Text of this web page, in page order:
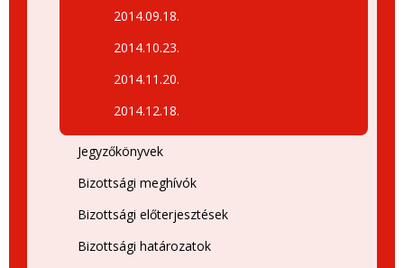
2014.09.18.
2014.10.23.
2014.11.20.
2014.12.18.
Jegyzőkönyvek
Bizottsági meghívók
Bizottsági előterjesztések
Bizottsági határozatok